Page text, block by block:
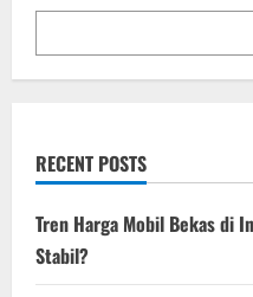
i
o
RECENT POSTS
Tren Harga Mobil Bekas di
Stabil?